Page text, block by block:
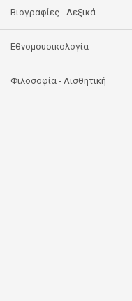
Βιογραφίες - Λεξικά
Εθνομουσικολογία
Φιλοσοφία - Αισθητική